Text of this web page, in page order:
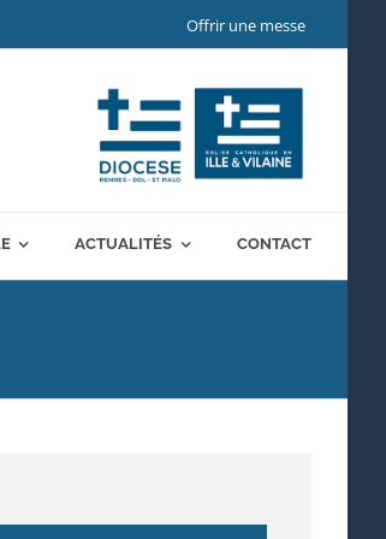
Offrir une messe
ACTUALITÉS CONTACT